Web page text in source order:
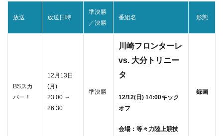
放送 放送日時
準決勝
／決勝
番組名 形態
BSスカ
パー！
12月13日
(月)
23:00 ～
26:30
準決勝
川崎フロンターレ
vs. 大分トリニー
タ
12/12(日) 14:00キック
オフ
会場：等々力陸上競技
録画